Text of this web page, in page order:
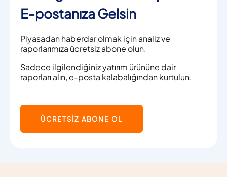
E-postanıza Gelsin
Piyasadan haberdar olmak için analiz ve
raporlarımıza ücretsiz abone olun.
Sadece ilgilendiğiniz yatırım ürününe dair
raporları alın, e-posta kalabalığından kurtulun.
ÜCRETSİZ ABONE OL